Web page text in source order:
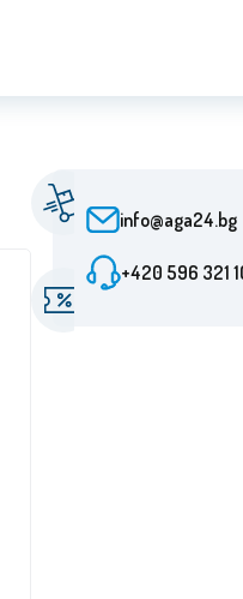
От поръчката
info@aga24.bg
+420 596 321